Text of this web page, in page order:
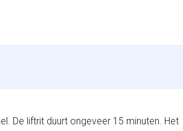
De liftrit duurt ongeveer 15 minuten. Het